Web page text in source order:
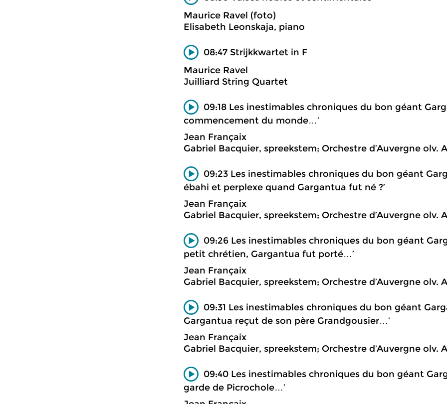
Maurice Ravel (foto)
Elisabeth Leonskaja, piano
08:47 Strijkkwartet in F
Maurice Ravel
Juilliard String Quartet
09:18 Les inestimables chroniques du bon géant
commencement du monde…’
Jean Françaix
Gabriel Bacquier, spreekstem; Orchestre d’Auvergne olv.
09:23 Les inestimables chroniques du bon géant
ébahi et perplexe quand Gargantua fut né ?’
Jean Françaix
Gabriel Bacquier, spreekstem; Orchestre d’Auvergne olv.
09:26 Les inestimables chroniques du bon géant
petit chrétien, Gargantua fut porté…’
Jean Françaix
Gabriel Bacquier, spreekstem; Orchestre d’Auvergne olv.
09:31 Les inestimables chroniques du bon géant
Gargantua reçut de son père Grandgousier…’
Jean Françaix
Gabriel Bacquier, spreekstem; Orchestre d’Auvergne olv.
09:40 Les inestimables chroniques du bon géant
garde de Picrochole…’